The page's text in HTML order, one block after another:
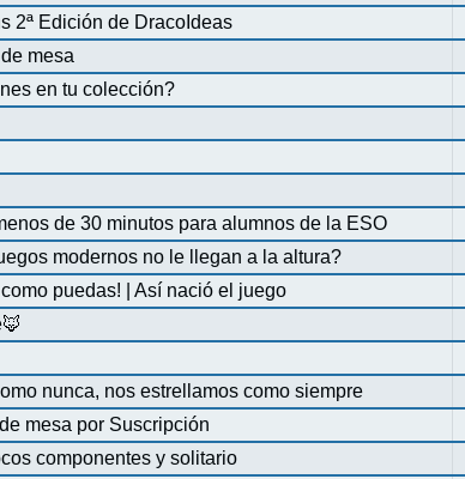
2ª Edición de DracoIdeas
mesa
en tu colección?
de 30 minutos para alumnos de la ESO
modernos no le llegan a la altura?
puedas! | Así nació el juego
nunca, nos estrellamos como siempre
mesa por Suscripción
componentes y solitario